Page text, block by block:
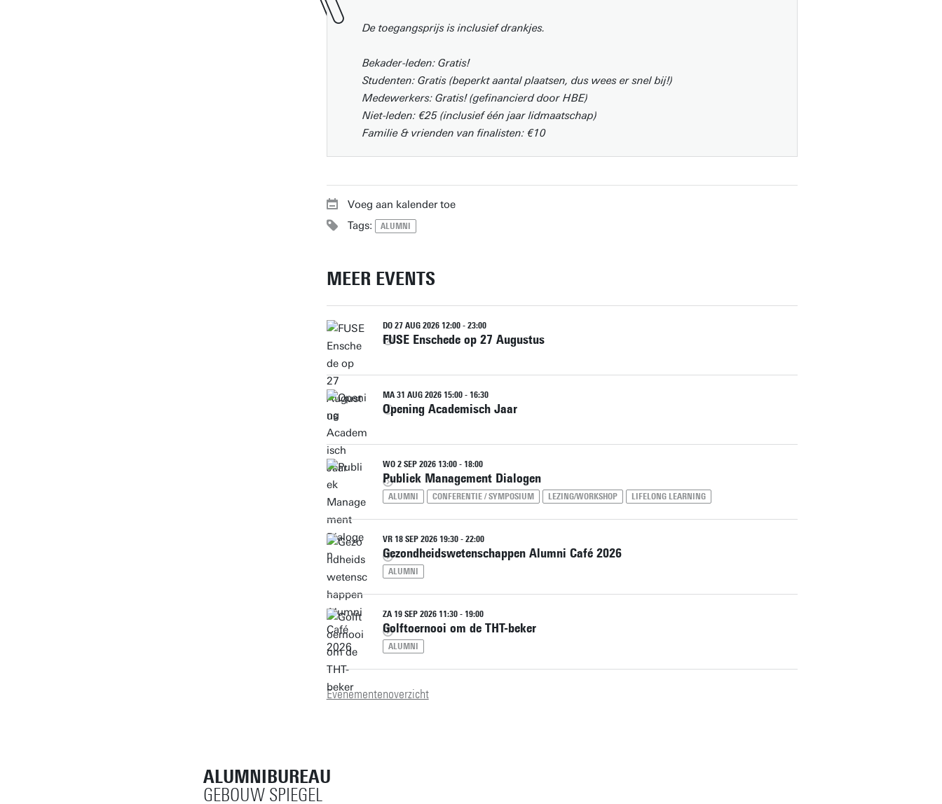
De toegangsprijs is inclusief drankjes.
Bekader-leden: Gratis!
Studenten: Gratis (beperkt aantal plaatsen, dus wees er snel bij!)
Medewerkers: Gratis! (gefinancierd door HBE)
Niet-leden: €25 (inclusief één jaar lidmaatschap)
Familie & vrienden van finalisten: €10
Voeg aan kalender toe
Tags:
ALUMNI
MEER EVENTS
DO 27 AUG 2026 12:00 - 23:00
FUSE Enschede op 27 Augustus
MA 31 AUG 2026 15:00 - 16:30
Opening Academisch Jaar
WO 2 SEP 2026 13:00 - 18:00
Publiek Management Dialogen
ALUMNI CONFERENTIE / SYMPOSIUM LEZING/WORKSHOP LIFELONG LEARNING
VR 18 SEP 2026 19:30 - 22:00
Gezondheidswetenschappen Alumni Café 2026
ALUMNI
ZA 19 SEP 2026 11:30 - 19:00
Golftoernooi om de THT-beker
ALUMNI
Evenementenoverzicht
ALUMNIBUREAU
GEBOUW SPIEGEL